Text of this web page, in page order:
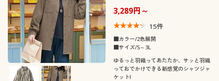
3,289円～
15件
■カラー/2色展開
■サイズ/S～3L
ゆるっと羽織ってあたたか、サッと羽織
っておでかけできる新感覚のシャツジャ
ケット!